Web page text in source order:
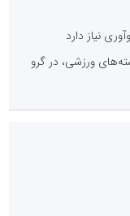
نیاز دارد
ورزشی، در گرو